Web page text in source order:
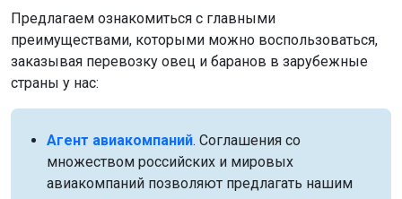
Предлагаем ознакомиться с главными
преимуществами, которыми можно воспользоваться,
заказывая перевозку овец и баранов в зарубежные
страны у нас:
Агент авиакомпаний. Соглашения со
множеством российских и мировых
авиакомпаний позволяют предлагать нашим